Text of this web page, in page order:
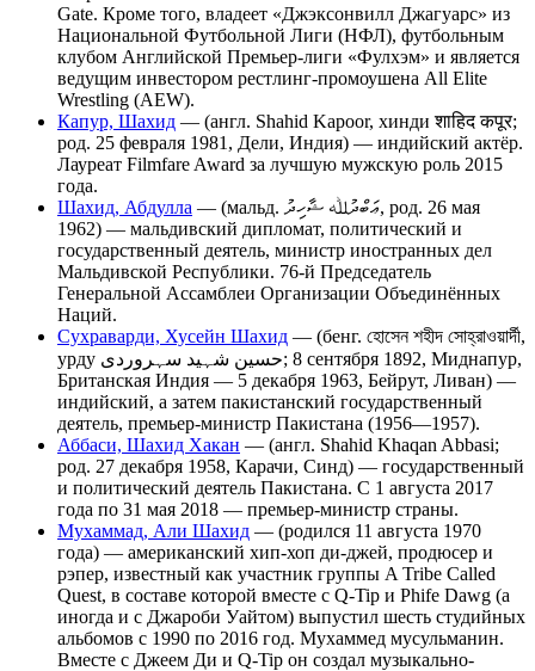
Gate. Кроме того, владеет «Джэксонвилл Джагуарс» из
Национальной Футбольной Лиги (НФЛ), футбольным
клубом Английской Премьер-лиги «Фулхэм» и является
ведущим инвестором рестлинг-промоушена All Elite
Wrestling (AEW).
Капур, Шахид — (англ. Shahid Kapoor, хинди शाहिद कपूर;
род. 25 февраля 1981, Дели, Индия) — индийский актёр.
Лауреат Filmfare Award за лучшую мужскую роль 2015
года.
Шахид, Абдулла — (мальд. ޢަބްދުﷲ ޝާހިދު, род. 26 мая
1962) ― мальдивский дипломат, политический и
государственный деятель, министр иностранных дел
Мальдивской Республики. 76-й Председатель
Генеральной Ассамблеи Организации Объединённых
Наций.
Сухраварди, Хусейн Шахид — (бенг. হোসেন শহীদ সোহ্‌রাওয়ার্দী,
урду حسین شہید سہروردی‎; 8 сентября 1892, Миднапур,
Британская Индия — 5 декабря 1963, Бейрут, Ливан) —
индийский, а затем пакистанский государственный
деятель, премьер-министр Пакистана (1956—1957).
Аббаси, Шахид Хакан — (англ. Shahid Khaqan Abbasi;
род. 27 декабря 1958, Карачи, Синд) — государственный
и политический деятель Пакистана. С 1 августа 2017
года по 31 мая 2018 — премьер-министр страны.
Мухаммад, Али Шахид — (родился 11 августа 1970
года) — американский хип-хоп ди-джей, продюсер и
рэпер, известный как участник группы A Tribe Called
Quest, в составе которой вместе с Q-Tip и Phife Dawg (а
иногда и с Джароби Уайтом) выпустил шесть студийных
альбомов с 1990 по 2016 год. Мухаммед мусульманин.
Вместе с Джеем Ди и Q-Tip он создал музыкально-